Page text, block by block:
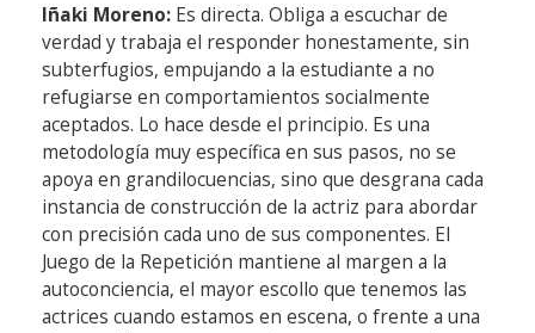
Iñaki Moreno: Es directa. Obliga a escuchar de
verdad y trabaja el responder honestamente, sin
subterfugios, empujando a la estudiante a no
refugiarse en comportamientos socialmente
aceptados. Lo hace desde el principio. Es una
metodología muy específica en sus pasos, no se
apoya en grandilocuencias, sino que desgrana cada
instancia de construcción de la actriz para abordar
con precisión cada uno de sus componentes. El
Juego de la Repetición mantiene al margen a la
autoconciencia, el mayor escollo que tenemos las
actrices cuando estamos en escena, o frente a una